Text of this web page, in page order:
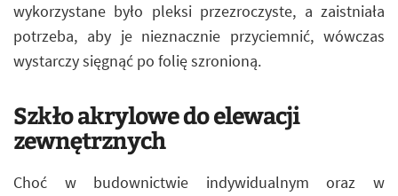
wykorzystane było pleksi przezroczyste, a zaistniała
potrzeba, aby je nieznacznie przyciemnić, wówczas
wystarczy sięgnąć po folię szronioną.
Szkło akrylowe do elewacji
zewnętrznych
Choć w budownictwie indywidualnym oraz w